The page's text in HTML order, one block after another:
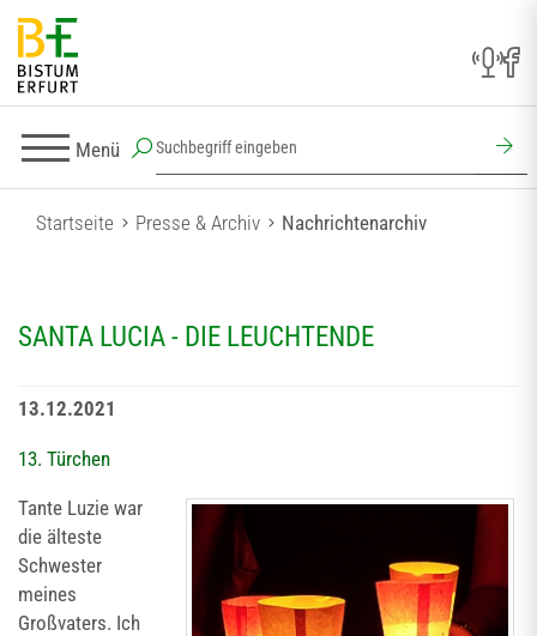
Menü
Startseite Presse & Archiv Nachrichtenarchiv
SANTA LUCIA - DIE LEUCHTENDE
13.12.2021
13. Türchen
Tante Luzie war
die älteste
Schwester
meines
Großvaters. Ich